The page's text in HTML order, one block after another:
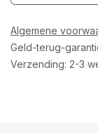
Algemene
Geld-terug-
Verzending: 2-3